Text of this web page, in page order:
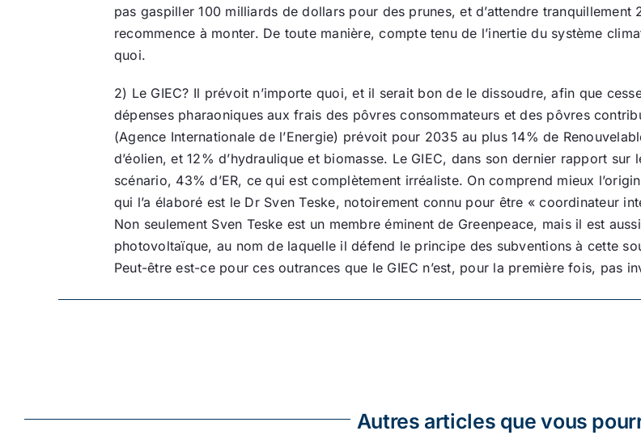
pas gaspiller 100 milliards de dollars pour des prunes, et d’attendre
recommence à monter. De toute manière, compte tenu de l’inertie du système
quoi.
2) Le GIEC? Il prévoit n’importe quoi, et il serait bon de le dissoudre, afin que
dépenses pharaoniques aux frais des pôvres consommateurs et des pôvres
(Agence Internationale de l’Energie) prévoit pour 2035 au plus 14% de
d’éolien, et 12% d’hydraulique et biomasse. Le GIEC, dans son dernier rapport
scénario, 43% d’ER, ce qui est complètement irréaliste. On comprend mieux
qui l’a élaboré est le Dr Sven Teske, notoirement connu pour être « coordinateur
Non seulement Sven Teske est un membre éminent de Greenpeace, mais il est
photovoltaïque, au nom de laquelle il défend le principe des subventions à cette
Peut-être est-ce pour ces outrances que le GIEC n’est, pour la première fois, pas
Autres articles que vous